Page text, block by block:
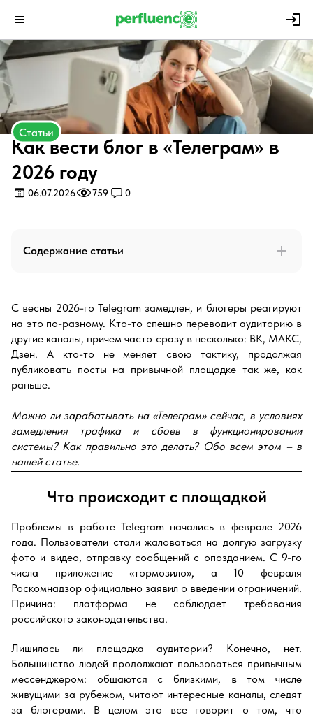
Статьи
Как вести блог в «Телеграм» в
2026 году
06.07.2026 759 0
Содержание статьи
С весны 2026-го Telegram замедлен, и блогеры реагируют
на это по-разному. Кто-то спешно переводит аудиторию в
другие каналы, причем часто сразу в несколько: ВК, МАКС,
Дзен. А кто-то не меняет свою тактику, продолжая
публиковать посты на привычной площадке так же, как
раньше.
Можно ли зарабатывать на «Телеграм»сейчас, в условиях
замедления трафика и сбоев в функционировании
системы? Как правильно это делать? Обо всем этом – в
нашей статье.
Что происходит с площадкой
Проблемы в работе Telegram начались в феврале 2026
года. Пользователи стали жаловаться на долгую загрузку
фото и видео, отправку сообщений с опозданием. С 9-го
числа приложение «тормозило», а 10 февраля
Роскомнадзор официально заявил о введении ограничений.
Причина: платформа не соблюдает требования
российского законодательства.
Лишилась ли площадка аудитории? Конечно, нет.
Большинство людей продолжают пользоваться привычным
мессенджером: общаются с близкими, в том числе
живущими за рубежом, читают интересные каналы, следят
за блогерами. В целом это все говорит о том, что